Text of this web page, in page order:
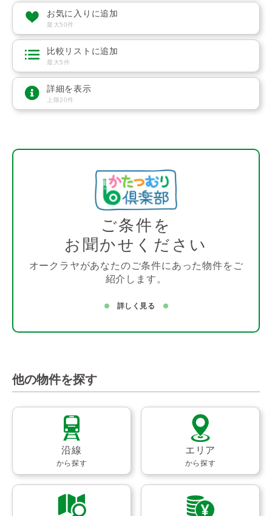
お気に入りに追加
最大50件
比較リストに追加
最大5件
詳細を表示
上限20件
ご条件を
お聞かせください
オークラヤがあなたのご条件にあった物件をご
紹介します。
詳しく見る
他の物件を探す
沿線
から探す
エリア
から探す